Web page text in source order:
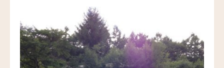
診療案内
スタッフ紹介